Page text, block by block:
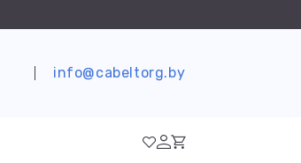
info@cabeltorg.by